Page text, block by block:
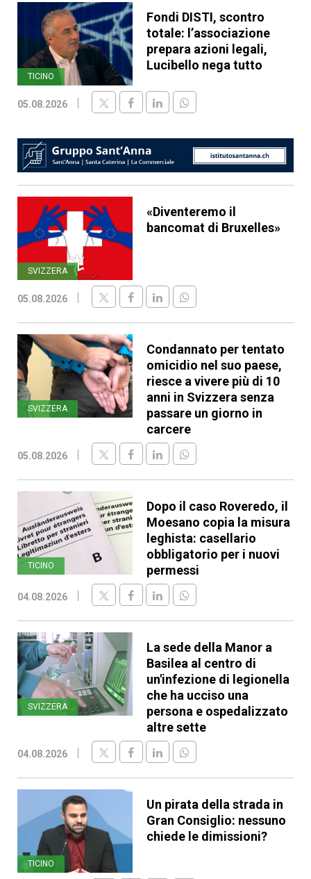
TICINO
Fondi DISTI, scontro
totale: l’associazione
prepara azioni legali,
Lucibello nega tutto
05.08.2026
SVIZZERA
«Diventeremo il
bancomat di Bruxelles»
05.08.2026
SVIZZERA
Condannato per tentato
omicidio nel suo paese,
riesce a vivere più di 10
anni in Svizzera senza
passare un giorno in
carcere
05.08.2026
TICINO
Dopo il caso Roveredo, il
Moesano copia la misura
leghista: casellario
obbligatorio per i nuovi
permessi
04.08.2026
SVIZZERA
La sede della Manor a
Basilea al centro di
un'infezione di legionella
che ha ucciso una
persona e ospedalizzato
altre sette
04.08.2026
TICINO
Un pirata della strada in
Gran Consiglio: nessuno
chiede le dimissioni?